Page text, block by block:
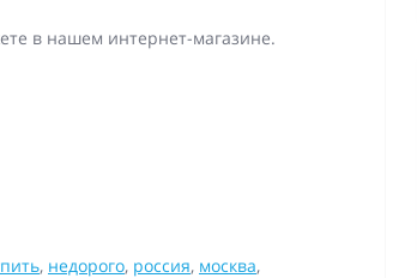
в нашем интернет-магазине.
, недорого, россия, москва,